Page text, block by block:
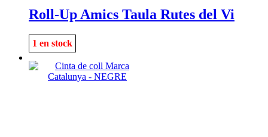
Roll-Up Amics Taula Rutes del Vi
1 en stock